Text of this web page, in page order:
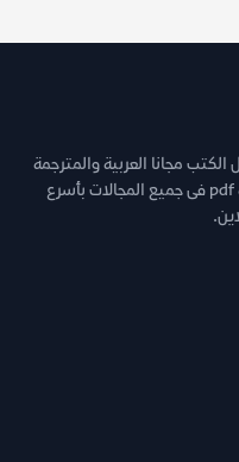
مجانا العربية والمترجمة
والروايات والقصص وغيرها من كتب مجانية pdf فى جميع المجالات بأسرع